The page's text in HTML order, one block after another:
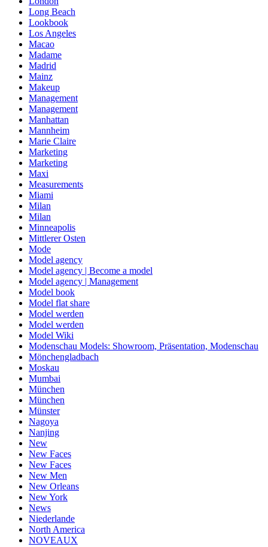
Long Beach
Lookbook
Los Angeles
Macao
Madame
Madrid
Mainz
Makeup
Management
Management
Manhattan
Mannheim
Marie Claire
Marketing
Marketing
Maxi
Measurements
Miami
Milan
Milan
Minneapolis
Mittlerer Osten
Mode
Model agency
Model agency | Become a model
Model agency | Management
Model book
Model flat share
Model werden
Model werden
Model Wiki
Modenschau Models: Showroom, Präsentation, Modenschau
Mönchengladbach
Moskau
Mumbai
München
München
Münster
Nagoya
Nanjing
New
New Faces
New Faces
New Men
New Orleans
New York
News
Niederlande
North America
NOVEAUX